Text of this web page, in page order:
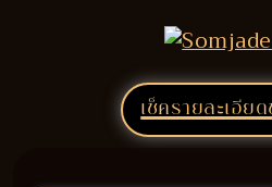
เช็ครายละเอีย